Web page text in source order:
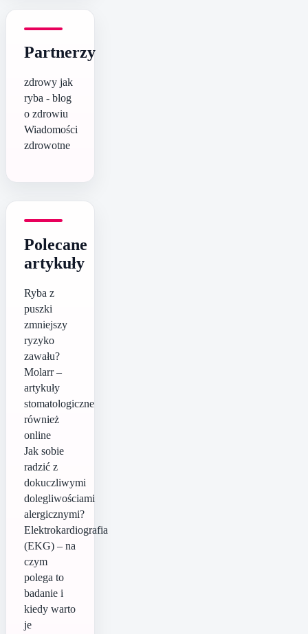
Partnerzy
zdrowy jak
ryba - blog
o zdrowiu
Wiadomości
zdrowotne
Polecane
artykuły
Ryba z
puszki
zmniejszy
ryzyko
zawału?
Molarr –
artykuły
stomatologiczne
również
online
Jak sobie
radzić z
dokuczliwymi
dolegliwościami
alergicznymi?
Elektrokardiografia
(EKG) – na
czym
polega to
badanie i
kiedy warto
je